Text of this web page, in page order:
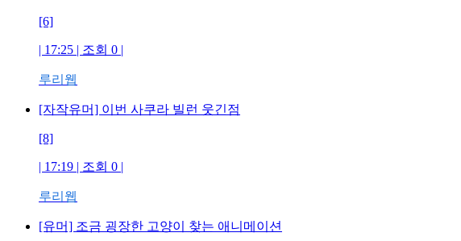
[6]
| 17:25 | 조회 0 |
루리웹
[자작유머] 이번 사쿠라 빌런 웃긴점
[8]
| 17:19 | 조회 0 |
루리웹
[유머] 조금 굉장한 고양이 찾는 애니메이션